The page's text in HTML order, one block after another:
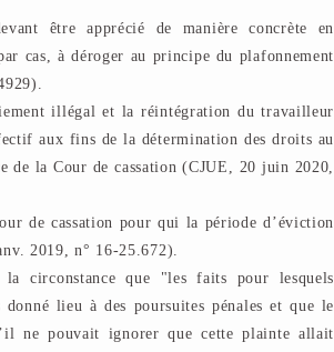
être apprécié de manière concrète en
cas, à déroger au principe du plafonnement
illégal et la réintégration du travailleur
aux fins de la détermination des droits au
de la Cour de cassation (CJUE, 20 juin 2020,
de cassation pour qui la période d’éviction
2019, n° 16-25.672).
circonstance que "les faits pour lesquels
lieu à des poursuites pénales et que le
ne pouvait ignorer que cette plainte allait